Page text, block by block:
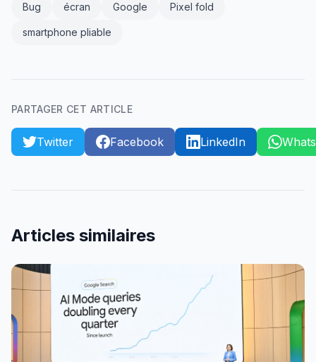
Bug écran Google Pixel fold
smartphone pliable
PARTAGER CET ARTICLE
Twitter Facebook LinkedIn
Articles similaires